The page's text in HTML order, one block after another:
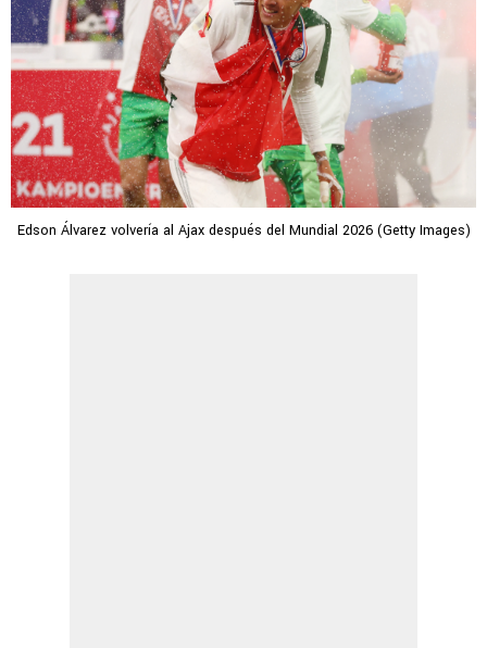
Edson Álvarez volvería al Ajax después del Mundial 2026 (Getty Images)